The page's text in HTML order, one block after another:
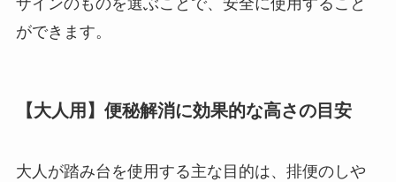
ザインのものを選ぶことで、安全に使用すること
ができます。
【大人用】便秘解消に効果的な高さの目安
大人が踏み台を使用する主な目的は、排便のしや